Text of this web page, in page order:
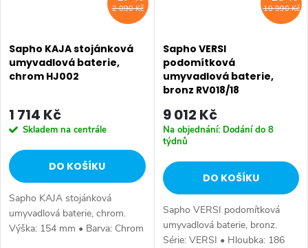
2 090 Kč
Sapho KAJA stojánková
umyvadlová baterie,
chrom HJ002
1 714 Kč
Skladem na centrále
DO KOŠÍKU
Sapho KAJA stojánková
umyvadlová baterie, chrom.
Výška: 154 mm • Barva: Chrom
10 990 Kč
Sapho VERSI
podomítková
umyvadlová baterie,
bronz RV018/18
9 012 Kč
Na objednání: Dodání do 8
týdnů
DO KOŠÍKU
Sapho VERSI podomítková
umyvadlová baterie, bronz.
Série: VERSI • Hloubka: 186